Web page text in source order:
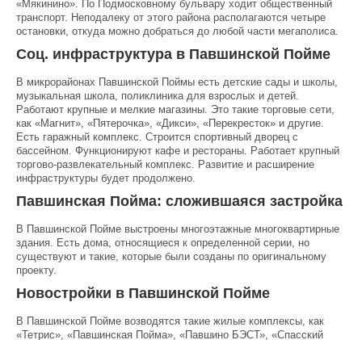
«Мякинино». По Подмосковному бульвару ходит общественный
транспорт. Неподалеку от этого района располагаются четыре
остановки, откуда можно добраться до любой части мегаполиса.
Соц. инфраструктура в Павшинской Пойме
В микрорайонах Павшинской Поймы есть детские сады и школы,
музыкальная школа, поликлиника для взрослых и детей.
Работают крупные и мелкие магазины. Это такие торговые сети,
как «Магнит», «Пятерочка», «Дикси», «Перекресток» и другие.
Есть гаражный комплекс. Строится спортивный дворец с
бассейном. Функционируют кафе и рестораны. Работает крупный
торгово-развлекательный комплекс. Развитие и расширение
инфраструктуры будет продолжено.
Павшинская Пойма: сложившаяся застройка
В Павшинской Пойме выстроены многоэтажные многоквартирные
здания. Есть дома, относящиеся к определенной серии, но
существуют и такие, которые были созданы по оригинальному
проекту.
Новостройки в Павшинской Пойме
В Павшинской Пойме возводятся такие жилые комплексы, как
«Тетрис», «Павшинская Пойма», «Павшино БЭСТ», «Спасский